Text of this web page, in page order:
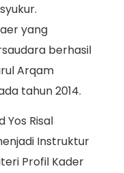
yang
berhasil
Arqam
tahun 2014.
Yos Risal
Instruktur
Profil Kader